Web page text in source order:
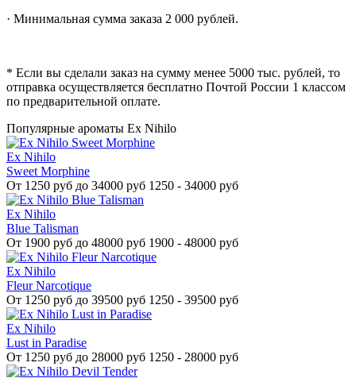
· Минимальная сумма заказа 2 000 рублей.
* Если вы сделали заказ на сумму менее 5000 тыс. рублей, то
отправка осуществляется бесплатно Почтой России 1 классом
по предварительной оплате.
Популярные ароматы Ex Nihilo
Ex Nihilo
Sweet Morphine
От 1250 руб до 34000 руб 1250 - 34000 руб
Ex Nihilo
Blue Talisman
От 1900 руб до 48000 руб 1900 - 48000 руб
Ex Nihilo
Fleur Narcotique
От 1250 руб до 39500 руб 1250 - 39500 руб
Ex Nihilo
Lust in Paradise
От 1250 руб до 28000 руб 1250 - 28000 руб